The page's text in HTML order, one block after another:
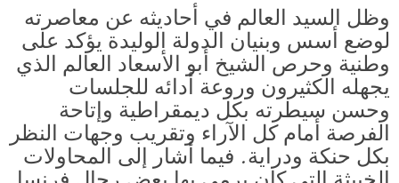
وظل السيد العالم في أحاديثه عن معاصرته
لوضع أسس وبنيان الدولة الوليدة يؤكد على
وطنية وحرص الشيخ أبو الأسعاد العالم الذي
يجهله الكثيرون وروعة أدائه للجلسات
وحسن سيطرته بكل ديمقراطية وإتاحة
الفرصة أمام كل الآراء وتقريب وجهات النظر
بكل حنكة ودراية. فيما أشار إلى المحاولات